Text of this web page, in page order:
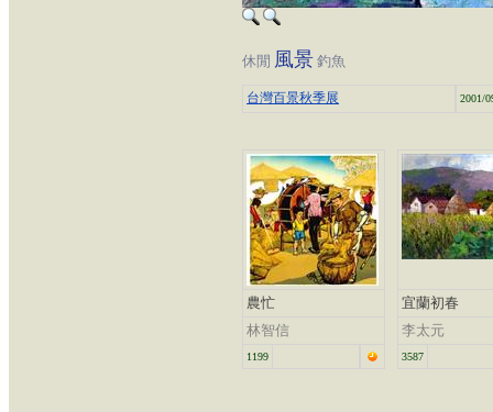
休閒 風景 釣魚
台灣百景秋季展 2001/
農忙
林智信
1199
宜蘭初春
李太元
3587